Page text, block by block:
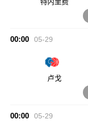
00:00 05-29
卢戈
00:00 05-29